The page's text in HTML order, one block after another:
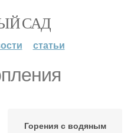
САД
статьи
Горения с водяным